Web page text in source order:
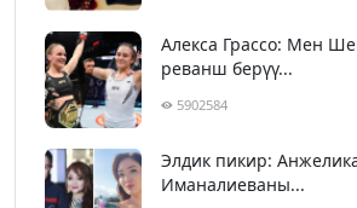
Алекса Грассо: Мен
реванш берүү...
5902584
Элдик пикир:
Иманалиеваны...